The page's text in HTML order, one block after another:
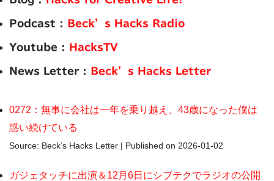
Podcast : Beck’s Hacks Radio
Youtube : HacksTV
News Letter : Beck’s Hacks Letter
0272：無事に会社は一年を乗り越え、43歳になった僕は
惑い続けている
Source: Beck’s Hacks Letter Published on 2026-01-02
ガジェタッチに出演＆12月6日にシブテクでラジオの公開